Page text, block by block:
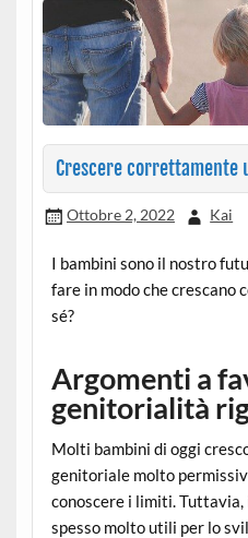
Crescere correttamente
Ottobre 2, 2022 Kai
I bambini sono il nostro
fare in modo che crescano
sé?
Argomenti a
genitorialità
Molti bambini di oggi
genitoriale molto
conoscere i limiti.
spesso molto utili per lo